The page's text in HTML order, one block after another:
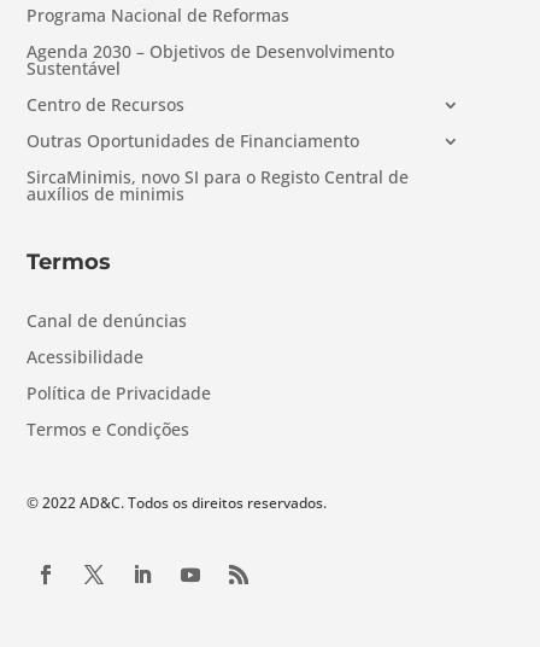
Programa Nacional de Reformas
Agenda 2030 – Objetivos de Desenvolvimento
Sustentável
Centro de Recursos
Outras Oportunidades de Financiamento
SircaMinimis, novo SI para o Registo Central de
auxílios de minimis
Termos
Canal de denúncias
Acessibilidade
Política de Privacidade
Termos e Condições
© 2022 AD&C. Todos os direitos reservados.